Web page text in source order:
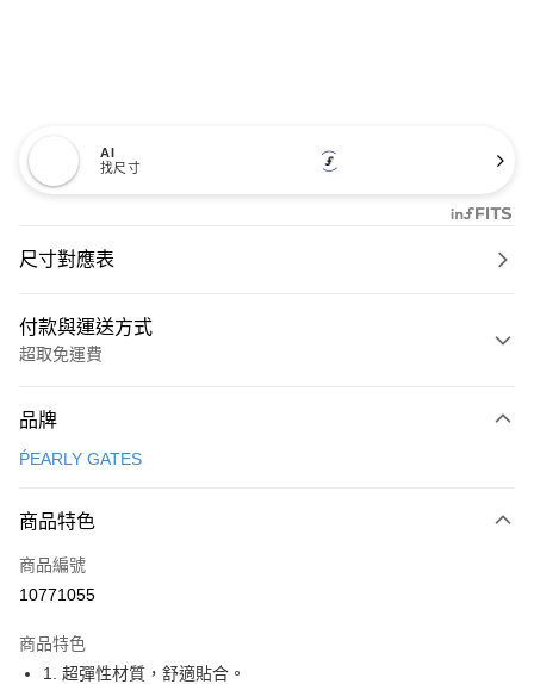
AI
找尺寸
尺寸對應表
付款與運送方式
超取免運費
信用卡一次付款
LINE Pay
Apple Pay
悠遊付
品牌
ṔEARLY GATES
商品特色
商品編號
10771055
商品特色
1. 超彈性材質，舒適貼合。